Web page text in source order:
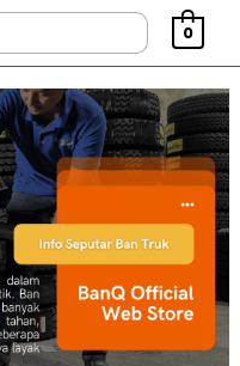
0